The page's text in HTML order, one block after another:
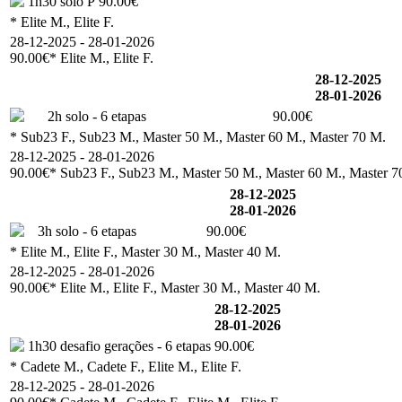
* Elite M., Elite F.
28-12-2025 - 28-01-2026
90.00€* Elite M., Elite F.
28-12-2025
28-01-2026
2h solo - 6 etapas
90.00€
* Sub23 F., Sub23 M., Master 50 M., Master 60 M., Master 70 M.
28-12-2025 - 28-01-2026
90.00€* Sub23 F., Sub23 M., Master 50 M., Master 60 M., Master
28-12-2025
28-01-2026
3h solo - 6 etapas
90.00€
* Elite M., Elite F., Master 30 M., Master 40 M.
28-12-2025 - 28-01-2026
90.00€* Elite M., Elite F., Master 30 M., Master 40 M.
28-12-2025
28-01-2026
1h30 desafio gerações - 6 etapas 90.00€
* Cadete M., Cadete F., Elite M., Elite F.
28-12-2025 - 28-01-2026